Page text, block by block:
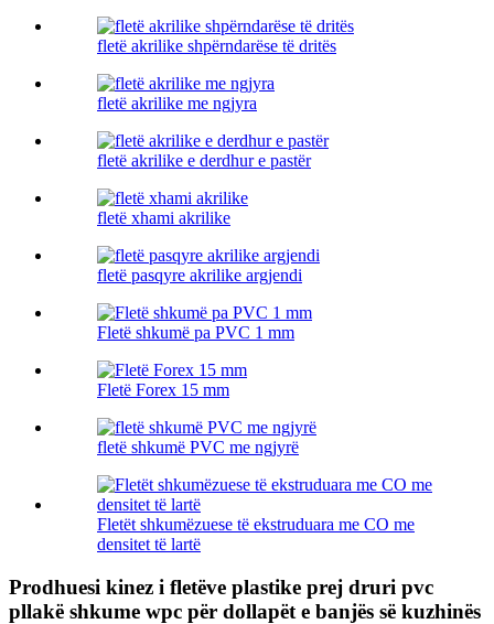
fletë akrilike shpërndarëse të dritës
fletë akrilike me ngjyra
fletë akrilike e derdhur e pastër
fletë xhami akrilike
fletë pasqyre akrilike argjendi
Fletë shkumë pa PVC 1 mm
Fletë Forex 15 mm
fletë shkumë PVC me ngjyrë
Fletët shkumëzuese të ekstruduara me CO me
densitet të lartë
Prodhuesi kinez i fletëve plastike prej druri pvc
pllakë shkume wpc për dollapët e banjës së kuzhinës